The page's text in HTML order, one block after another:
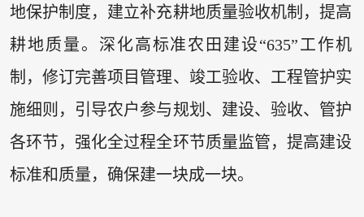
地保护制度，建立补充耕地质量验收机制，提高
耕地质量。深化高标准农田建设“635”工作机
制，修订完善项目管理、竣工验收、工程管护实
施细则，引导农户参与规划、建设、验收、管护
各环节，强化全过程全环节质量监管，提高建设
标准和质量，确保建一块成一块。